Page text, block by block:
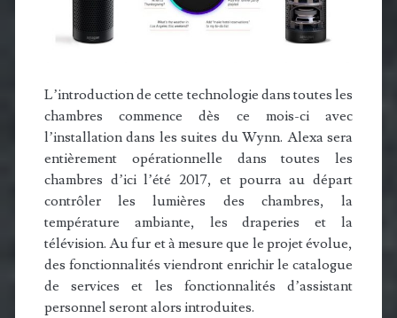
L’introduction de cette technologie dans toutes les
chambres commence dès ce mois-ci avec
l’installation dans les suites du Wynn. Alexa sera
entièrement opérationnelle dans toutes les
chambres d’ici l’été 2017, et pourra au départ
contrôler les lumières des chambres, la
température ambiante, les draperies et la
télévision. Au fur et à mesure que le projet évolue,
des fonctionnalités viendront enrichir le catalogue
de services et les fonctionnalités d’assistant
personnel seront alors introduites.